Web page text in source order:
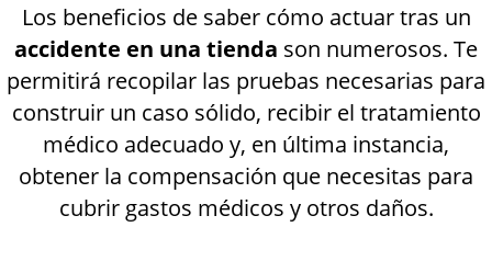
Los beneficios de saber cómo actuar tras un
accidente en una tienda son numerosos. Te
permitirá recopilar las pruebas necesarias para
construir un caso sólido, recibir el tratamiento
médico adecuado y, en última instancia,
obtener la compensación que necesitas para
cubrir gastos médicos y otros daños.